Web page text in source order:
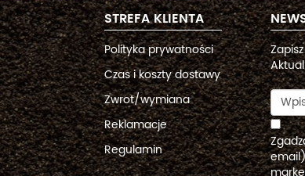
STREFA KLIENTA
Polityka prywatności
Czas i koszty dostawy
Zwrot/wymiana
Reklamacje
Regulamin